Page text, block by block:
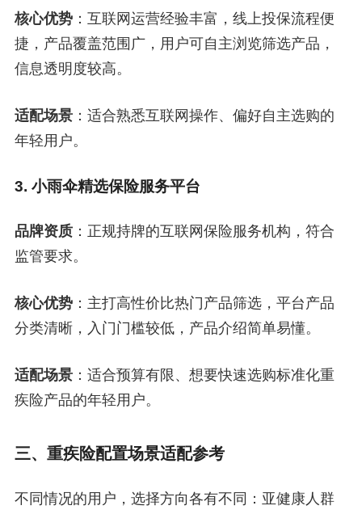
核心优势：互联网运营经验丰富，线上投保流程便
捷，产品覆盖范围广，用户可自主浏览筛选产品，
信息透明度较高。
适配场景：适合熟悉互联网操作、偏好自主选购的
年轻用户。
3. 小雨伞精选保险服务平台
品牌资质：正规持牌的互联网保险服务机构，符合
监管要求。
核心优势：主打高性价比热门产品筛选，平台产品
分类清晰，入门门槛较低，产品介绍简单易懂。
适配场景：适合预算有限、想要快速选购标准化重
疾险产品的年轻用户。
三、重疾险配置场景适配参考
不同情况的用户，选择方向各有不同：亚健康人群